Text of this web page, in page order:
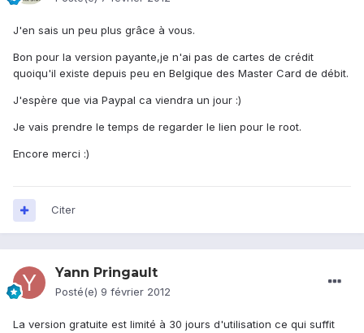
J'en sais un peu plus grâce à vous.
Bon pour la version payante,je n'ai pas de cartes de crédit
quoiqu'il existe depuis peu en Belgique des Master Card de débit.
J'espère que via Paypal ca viendra un jour :)
Je vais prendre le temps de regarder le lien pour le root.
Encore merci :)
Citer
Yann Pringault
Posté(e) 9 février 2012
La version gratuite est limité à 30 jours d'utilisation ce qui suffit